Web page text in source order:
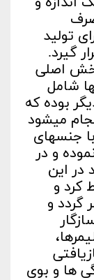
تولید
گیرد.
اصلی
شامل
بوده که
می­شود
جنس­های
و در
در این
کرد و
گردد و
ها و بوی